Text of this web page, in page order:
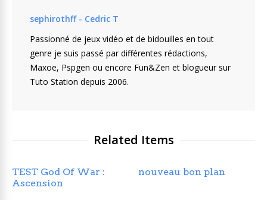
sephirothff - Cedric T
Passionné de jeux vidéo et de bidouilles en tout
genre je suis passé par différentes rédactions,
Maxoe, Pspgen ou encore Fun&Zen et blogueur sur
Tuto Station depuis 2006.
Related Items
TEST God Of War :
Ascension
nouveau bon plan